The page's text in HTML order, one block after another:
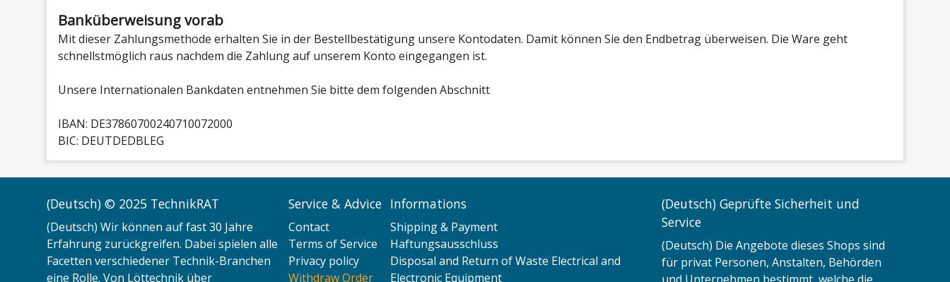
Banküberweisung vorab
Mit dieser Zahlungsmethode erhalten Sie in der Bestellbestätigung unsere Kontodaten. Damit können Sie den Endbetrag überweisen. Die Ware geht
schnellstmöglich raus nachdem die Zahlung auf unserem Konto eingegangen ist.
Unsere Internationalen Bankdaten entnehmen Sie bitte dem folgenden Abschnitt
IBAN: DE37860700240710072000
BIC: DEUTDEDBLEG
(Deutsch) © 2025 TechnikRAT
(Deutsch) Wir können auf fast 30 Jahre
Erfahrung zurückgreifen. Dabei spielen alle
Facetten verschiedener Technik-Branchen
eine Rolle. Von Löttechnik über
Service & Advice
Contact
Terms of Service
Privacy policy
Withdraw Order
Informations
Shipping & Payment
Haftungsausschluss
Disposal and Return of Waste Electrical and
Electronic Equipment
(Deutsch) Geprüfte Sicherheit und
Service
(Deutsch) Die Angebote dieses Shops sind
für privat Personen, Anstalten, Behörden